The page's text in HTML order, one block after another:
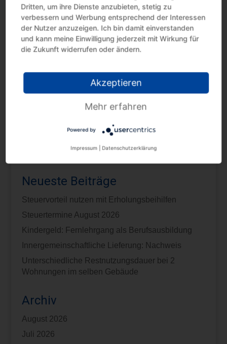
Unternehmer seinen Antrag zurücknimmt oder das
Finanzamt die Fristverlängerung widerruft. Die 1/11
-Sondervorauszahlung muss dagegen von den
Unternehmern, die ihre Voranmeldungen monatlich
zu übermitteln haben, für jedes Kalenderjahr, für
Februar berechnet, angemeldet und entrichtet
Neueste Beiträge
Steuervorteil nutzen mit Erholungsbeihilfen
Steuertermine August 2026
Kindergeld: Fernlehrgang als Berufsausbildung
Innergemeinschaftliche Lieferung: Nachweis
Unterschiedliche Restnutzungsdauer bei 2
Wohnungen im selben Gebäude
Archiv
August 2026
Juli 2026
Dritten, um ihre Dienste anzubieten, stetig zu
verbessern und Werbung entsprechend der Interessen
der Nutzer anzuzeigen. Ich bin damit einverstanden
und kann meine Einwilligung jederzeit mit Wirkung für
die Zukunft widerrufen oder ändern.
Akzeptieren
Mehr erfahren
Powered by
Impressum Datenschutzerklärung